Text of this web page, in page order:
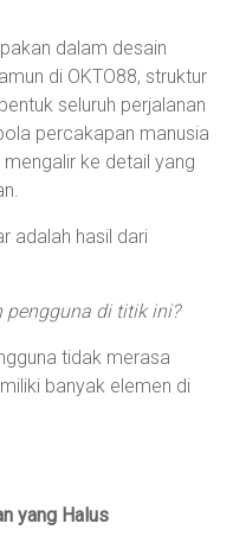
dalam desain
di OKTO88, struktur
seluruh perjalanan
percakapan manusia
ke detail yang
adalah hasil dari
pengguna di titik ini?
tidak merasa
banyak elemen di
yang Halus